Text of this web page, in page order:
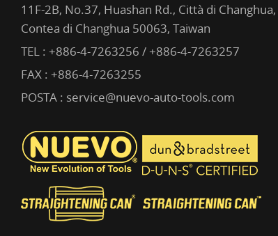
11F-2B, No.37, Huashan Rd., Città di Changhua,
Contea di Changhua 50063, Taiwan
TEL : +886-4-7263256 / +886-4-7263257
FAX : +886-4-7263255
POSTA : service@nuevo-auto-tools.com